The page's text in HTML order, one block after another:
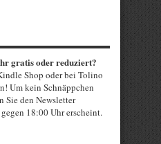
gratis oder reduziert?
Shop oder bei Tolino
Um kein Schnäppchen
Sie den Newsletter
18:00 Uhr erscheint.